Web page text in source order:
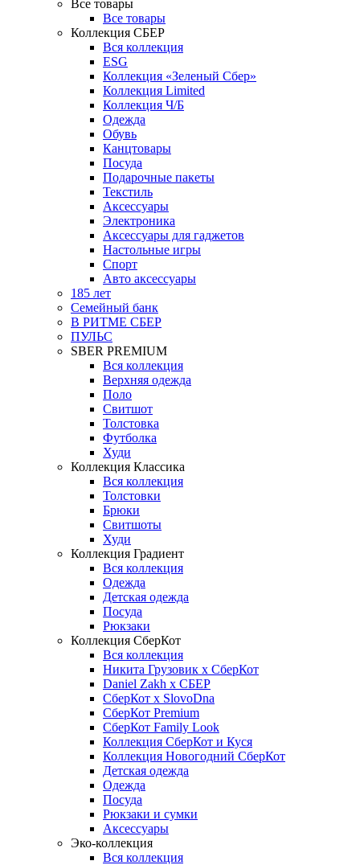
Все товары
Все товары
Коллекция СБЕР
Вся коллекция
ESG
Коллекция «Зеленый Сбер»
Коллекция Limited
Коллекция Ч/Б
Одежда
Обувь
Канцтовары
Посуда
Подарочные пакеты
Текстиль
Аксессуары
Электроника
Аксессуары для гаджетов
Настольные игры
Спорт
Авто аксессуары
185 лет
Семейный банк
В РИТМЕ СБЕР
ПУЛЬС
SBER PREMIUM
Вся коллекция
Верхняя одежда
Поло
Свитшот
Толстовка
Футболка
Худи
Коллекция Классика
Вся коллекция
Толстовки
Брюки
Свитшоты
Худи
Коллекция Градиент
Вся коллекция
Одежда
Детская одежда
Посуда
Рюкзаки
Коллекция СберКот
Вся коллекция
Никита Грузовик х СберКот
Daniel Zakh x СБЕР
СберКот x SlovoDna
СберКот Premium
СберКот Family Look
Коллекция СберКот и Куся
Коллекция Новогодний СберКот
Детская одежда
Одежда
Посуда
Рюкзаки и сумки
Аксессуары
Эко-коллекция
Вся коллекция